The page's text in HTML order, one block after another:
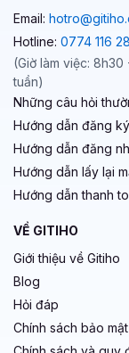
Email:
Hotline: 0774 116
(Giờ làm việc:
tuần)
Những câu hỏi
Hướng dẫn đăng
Hướng dẫn đăng
Hướng dẫn lấy lại
Hướng dẫn thanh
VỀ GITIHO
Giới thiệu về Gitiho
Blog
Hỏi đáp
Chính sách bảo